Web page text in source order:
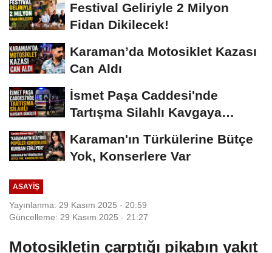
Festival Geliriyle 2 Milyon
Fidan Dikilecek!
Karaman’da Motosiklet Kazası
Can Aldı
İsmet Paşa Caddesi'nde
Tartışma Silahlı Kavgaya
Karaman'ın Türkülerine Bütçe
Yok, Konserlere Var
ASAYIŞ
Yayınlanma: 29 Kasım 2025 - 20:59
Güncelleme: 29 Kasım 2025 - 21:27
Motosikletin çarptığı pikabın yakıt